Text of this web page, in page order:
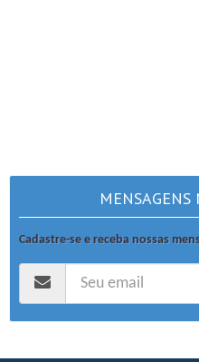
Cadastre-se e receba nossas